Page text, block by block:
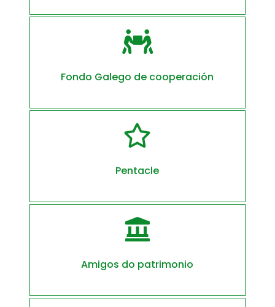

Fondo Galego de cooperación

Pentacle

Amigos do patrimonio